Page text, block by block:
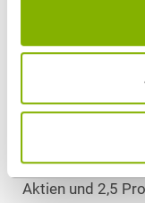
auch bei Erwerb
Addition beider
Prozent-Grenze
Addition dann,
Aktien und 2,5